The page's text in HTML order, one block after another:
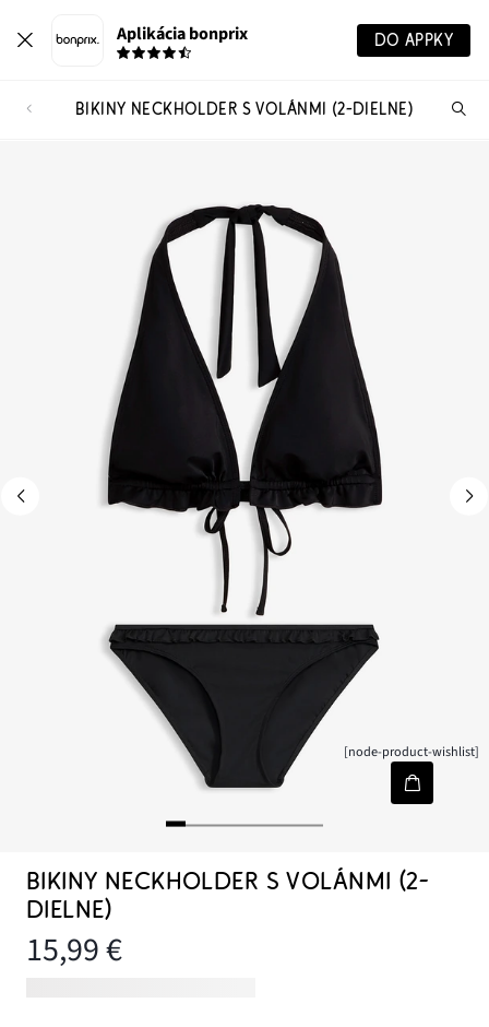
Aplikácia bonprix DO APPKY
BIKINY NECKHOLDER S VOLÁNMI (2-DIELNE)
[node-product-wishlist]
BIKINY NECKHOLDER S VOLÁNMI (2-
DIELNE)
15,99 €